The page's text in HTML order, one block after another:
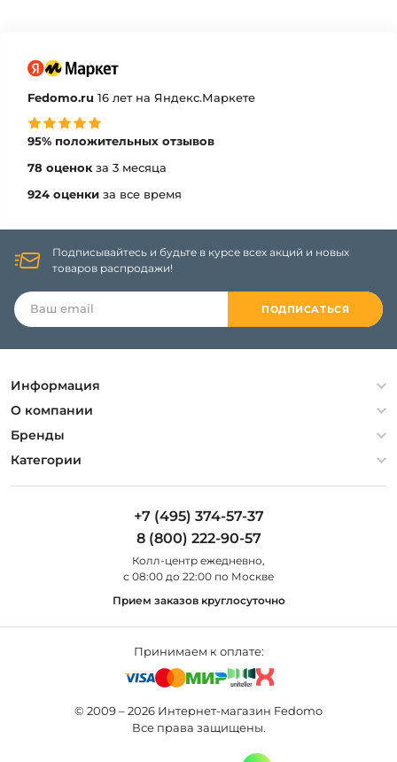
Fedomo.ru 16 лет на Яндекс.Маркете
95% положительных отзывов
78 оценок за 3 месяца
924 оценки за все время
Подписывайтесь и будьте в курсе всех акций и новых
товаров распродажи!
ПОДПИСАТЬСЯ
Информация
Политика конфиденциальности
Гарантия
Оплата и доставка
О компании
О компании
Контакты
Бренды
Artelamp
Категории
Люстры
Уличные светильники
+7 (495) 374-57-37
8 (800) 222-90-57
Колл-центр eжедневно,
с 08:00 до 22:00 по Москве
Прием заказов круглосуточно
Принимаем к оплате:
© 2009 – 2026 Интернет-магазин Fedomo
Все права защищены.